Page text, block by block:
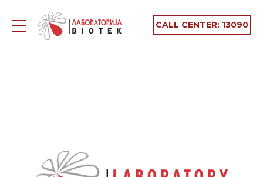
CALL CENTER: 13090